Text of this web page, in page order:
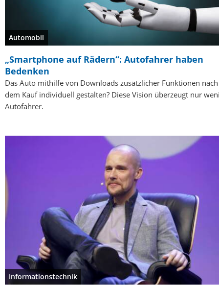
Automobil
„Smartphone auf Rädern“: Autofahrer haben
Bedenken
Das Auto mithilfe von Downloads zusätzlicher Funktionen nach
dem Kauf individuell gestalten? Diese Vision überzeugt nur
Autofahrer.
Informationstechnik